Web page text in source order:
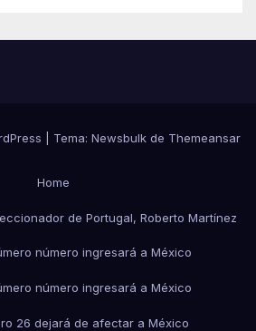
Tema: Newsbulkde Themeansar
Home
de Portugal, Roberto Martínez
número ingresará a México
número ingresará a México
26 dejará de afectar a México